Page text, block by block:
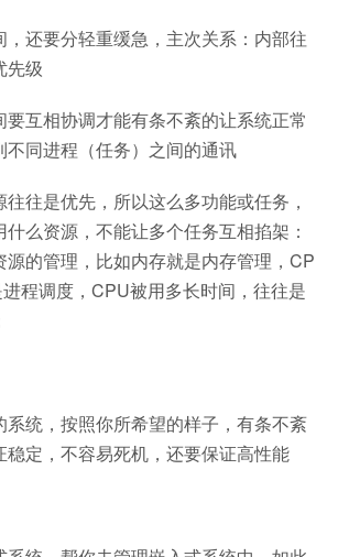
还要分轻重缓急，主次关系：内部往
先级
互相协调才能有条不紊的让系统正常
不同进程（任务）之间的通讯
往是优先，所以这么多功能或任务，
么资源，不能让多个任务互相掐架：
源的管理，比如内存就是内存管理，CP
程调度，CPU被用多长时间，往往是
系统，按照你所希望的样子，有条不紊
稳定，不容易死机，还要保证高性能